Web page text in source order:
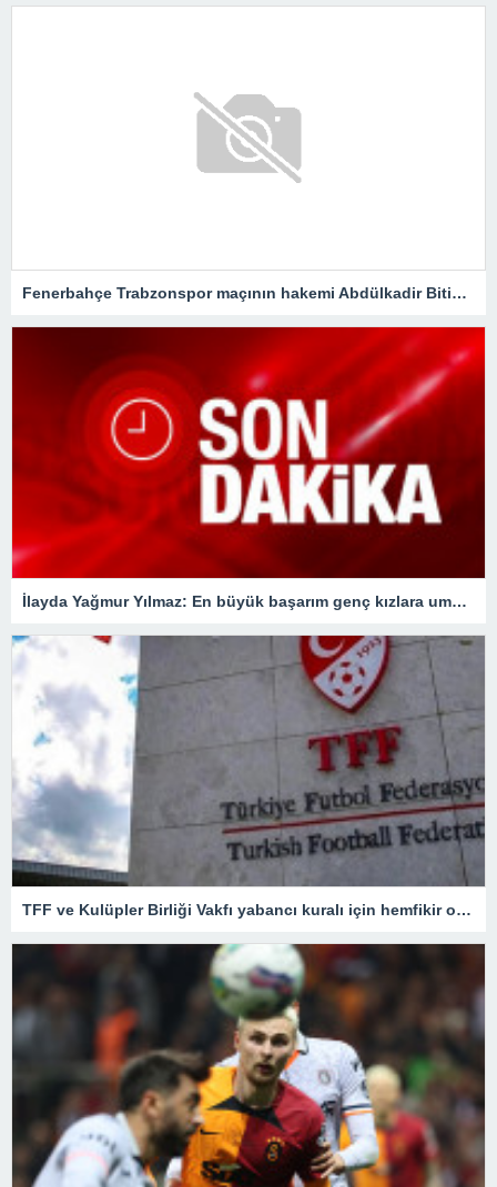
Fenerbahçe Trabzonspor maçının hakemi Abdülkadir Bitigen oldu!Spor Toto Süper Lig
İlayda Yağmur Yılmaz: En büyük başarım genç kızlara umut olmak
TFF ve Kulüpler Birliği Vakfı yabancı kuralı için hemfikir oldu! Kritik toplantıdan önemli kararlar çıktı